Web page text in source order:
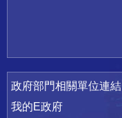
政府部門相關單位連結
我的E政府